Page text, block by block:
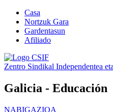
Casa
Nortzuk Gara
Gardentasun
Afiliado
Zentro Sindikal Independentea
Galicia - Educación
NABIGAZIOA